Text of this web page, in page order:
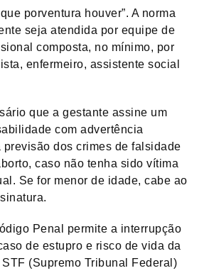
porventura houver”. A norma
seja atendida por equipe de
composta, no mínimo, por
enfermeiro, assistente social
que a gestante assine um
com advertência
previsão dos crimes de falsidade
caso não tenha sido vítima
Se for menor de idade, cabe ao
Penal permite a interrupção
de estupro e risco de vida da
(Supremo Tribunal Federal)